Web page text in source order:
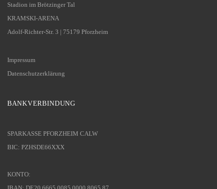
Stadion im Brötzinger Tal
KRAMSKI-ARENA
Adolf-Richter-Str. 3 | 75179 Pforzheim
Impressum
Datenschutzerklärung
BANKVERBINDUNG
SPARKASSE PFORZHEIM CALW
BIC: PZHSDE66XXX
KONTO: